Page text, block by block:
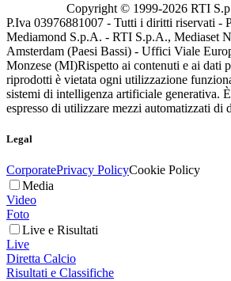
Copyright © 1999-2026 RTI
P.Iva 03976881007 - Tutti i diritti riservati -
Mediamond S.p.A. - RTI S.p.A., Mediaset
Amsterdam (Paesi Bassi) - Uffici Viale
Monzese (MI)Rispetto ai contenuti e ai dati
riprodotti è vietata ogni utilizzazione
sistemi di intelligenza artificiale generativa.
espresso di utilizzare mezzi automatizzati di
Legal
CorporatePrivacy PolicyCookie Policy
Media
Video
Foto
Live e Risultati
Live
Diretta Calcio
Risultati e Classifiche